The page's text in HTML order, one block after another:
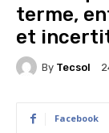
terme,
et
By Tecsol
Facebook